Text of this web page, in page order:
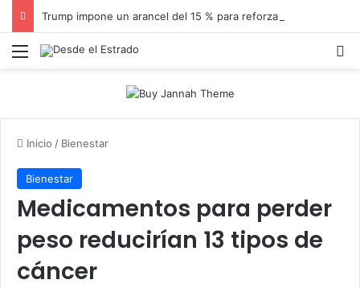
Menú
Inicio / Bienestar
Bienestar
Medicamentos para perder
peso reducirían 13 tipos de
cáncer